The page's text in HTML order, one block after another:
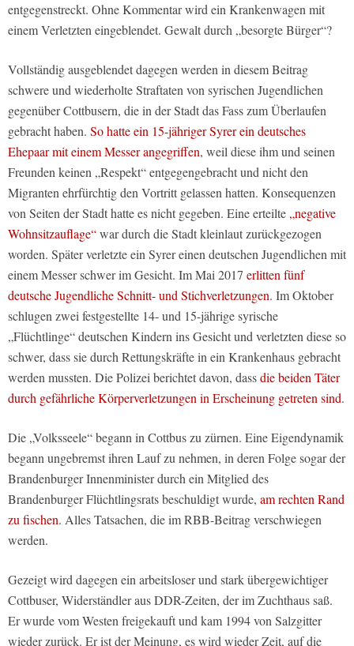
entgegenstreckt. Ohne Kommentar wird ein Krankenwagen mit
einem Verletzten eingeblendet. Gewalt durch „besorgte Bürger“?
Vollständig ausgeblendet dagegen werden in diesem Beitrag
schwere und wiederholte Straftaten von syrischen Jugendlichen
gegenüber Cottbusern, die in der Stadt das Fass zum Überlaufen
gebracht haben. So hatte ein 15-jähriger Syrer ein deutsches
Ehepaar mit einem Messer angegriffen, weil diese ihm und seinen
Freunden keinen „Respekt“ entgegengebracht und nicht den
Migranten ehrfürchtig den Vortritt gelassen hatten. Konsequenzen
von Seiten der Stadt hatte es nicht gegeben. Eine erteilte„negative
Wohnsitzauflage“war durch die Stadt kleinlaut zurückgezogen
worden. Später verletzte ein Syrer einen deutschen Jugendlichen mit
einem Messer schwer im Gesicht. Im Mai 2017 erlitten fünf
deutsche Jugendliche Schnitt- und Stichverletzungen. Im Oktober
schlugen zwei festgestellte 14- und 15-jährige syrische
„Flüchtlinge“ deutschen Kindern ins Gesicht und verletzten diese so
schwer, dass sie durch Rettungskräfte in ein Krankenhaus gebracht
werden mussten. Die Polizei berichtet davon, dassdie beiden Täter
durch gefährliche Körperverletzungen in Erscheinung getreten sind.
Die „Volksseele“ begann in Cottbus zu zürnen. Eine Eigendynamik
begann ungebremst ihren Lauf zu nehmen, in deren Folge sogar der
Brandenburger Innenminister durch ein Mitglied des
Brandenburger Flüchtlingsrats beschuldigt wurde, am rechten Rand
zu fischen. Alles Tatsachen, die im RBB-Beitrag verschwiegen
werden.
Gezeigt wird dagegen ein arbeitsloser und stark übergewichtiger
Cottbuser, Widerständler aus DDR-Zeiten, der im Zuchthaus saß.
Er wurde vom Westen freigekauft und kam 1994 von Salzgitter
wieder zurück. Er ist der Meinung, es wird wieder Zeit, auf die